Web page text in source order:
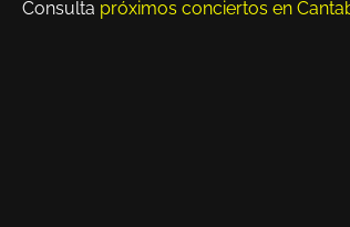
Consulta próximos conciertos en